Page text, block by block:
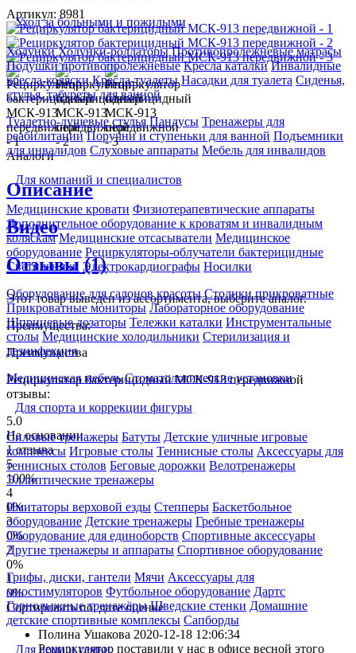
Уход за больными и пожилыми
ХодункиХодунки-роллаторы Противопролежневые матрасы
Подушки противопролежневые Кресла каталки Инвалидные
кресла-коляски Кресла-туалеты Насадки для туалета Сиденья,
стулья, табуреты для ванной
Туалетно-душевые стулья Пандусы Тренажеры для
реабилитации Поручни и ступеньки для ванной Подъемники
для инвалидов Слуховые аппараты Мебель для инвалидов
Для компаний и специалистов
Медицинские кровати Физиотерапевтические аппараты
Дополнительное оборудование к кроватям и инвалидным
коляскам Медицинские отсасыватели Медицинское
оборудование Рециркуляторы-облучатели бактерицидные
Светильники Электрокардиографы Носилки
Оборудование для салонов красоты Столики прикроватные
Прикроватные мониторы Лабораторное оборудование
Шприцевые дозаторы Тележки каталки Инструментальные
столы Медицинские холодильники Стерилизация и
дезинфекция
Медицинская мебель Стоматологические установки
Для спорта и коррекции фигуры
Силовые тренажеры Батуты Детские уличные игровые
комплексы Игровые столы Теннисные столы Аксессуары для
теннисных столов Беговые дорожки Велотренажеры
Эллиптические тренажеры
Имитаторы верховой езды Степперы Баскетбольное
оборудование Детские тренажеры Гребные тренажеры
Оборудование для единоборств Спортивные аксессуары
Другие тренажеры и аппараты Спортивное оборудование
Грифы, диски, гантели Мячи Аксессуары для
миостимуляторов Футбольное оборудование Дартс
Горнолыжные тренажёры Шведские стенки Домашние
детские спортивные комплексы Сапборды
Для дома и семьи
Артикул: 8981
Аналоги
Описание
Видео
Отзывы (1)
Этот товар выведен из ассортимента,выберите аналог.
Преимущества:
Преимущества
Рециркулятор бактерицидный МСК-913 передвижной
отзывы:
5.0
На основании
1 отзыва
5
100%
4
0%
3
0%
2
0%
1
0%
Сортировать по: дате оценке
Полина Ушакова 2020-12-18 12:06:34
Рециркулятор поставили у нас в офисе весной этого